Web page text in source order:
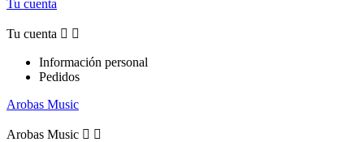
Tu cuenta
Tu cuenta  
Información personal
Pedidos
Arobas Music
Arobas Music  